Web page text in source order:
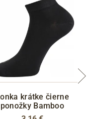
krátke čierne
ponožky Bamboo